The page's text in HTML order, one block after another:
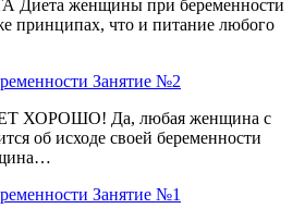
женщины при беременности
принципах, что и питание любого
Занятие №2
ХОРОШО! Да, любая женщина с
об исходе своей беременности
Занятие №1